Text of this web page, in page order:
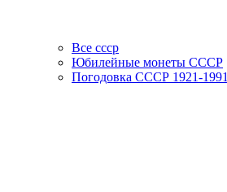
Все ссср
Юбилейные монеты СССР
Погодовка СССР 1921-1991